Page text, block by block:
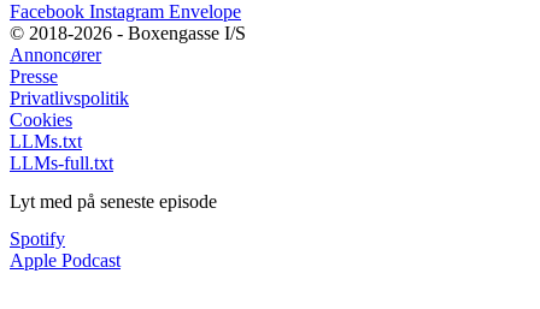
Facebook Instagram Envelope
© 2018-2026 - Boxengasse I/S
Annoncører
Presse
Privatlivspolitik
Cookies
LLMs.txt
LLMs-full.txt
Lyt med på seneste episode
Spotify
Apple Podcast